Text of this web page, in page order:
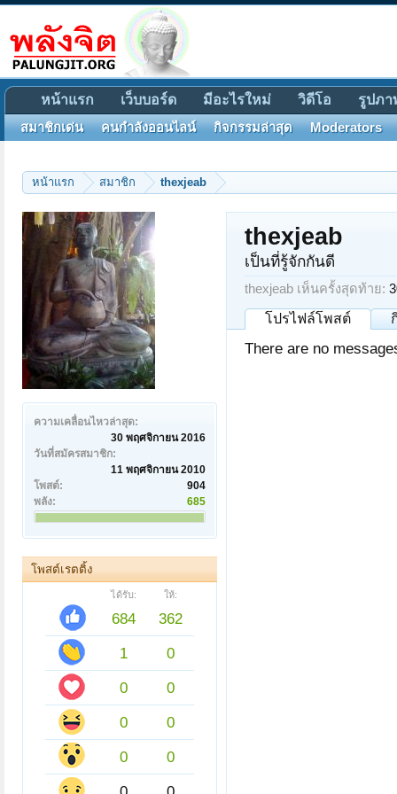
หน้าแรก สมาชิก thexjeab
ความเคลื่อนไหวล่าสุด:
30 พฤศจิกายน 2016
วันที่สมัครสมาชิก:
11 พฤศจิกายน 2010
โพสต์:
904
พลัง:
685
โพสต์เรตติ้ง
ได้รับ: ให้:
684
362
1
0
0
0
0
0
0
0
thexjeab
เป็นที่รู้จักกันดี
thexjeab เห็นครั้งสุดท้าย:
โปรไฟล์โพสต์
There are no
หน้าแรก เว็บบอร์ด มีอะไรใหม่ วิดีโอ รูปภา
สมาชิกเด่น คนกำลังออนไลน์ กิจกรรมล่าสุด Moderators